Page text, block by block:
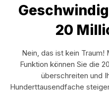
20
Nein, das ist kein
Funktion können Sie die
überschreiten und
Hunderttausendfache